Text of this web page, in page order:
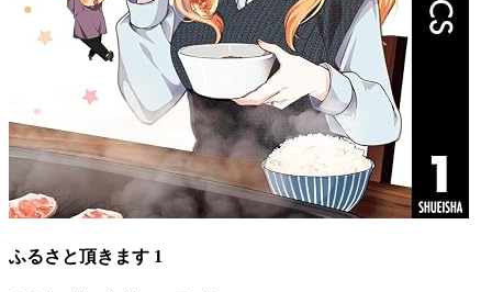
ふるさと頂きます 1